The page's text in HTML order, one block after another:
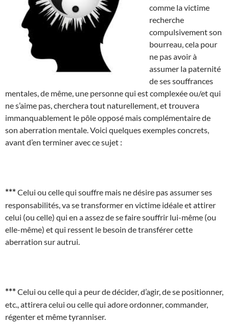
comme la victime
recherche
compulsivement son
bourreau, cela pour
ne pas avoir à
assumer la paternité
de ses souffrances
mentales, de même, une personne qui est complexée ou/et qui
ne s’aime pas, cherchera tout naturellement, et trouvera
immanquablement le pôle opposé mais complémentaire de
son aberration mentale. Voici quelques exemples concrets,
avant d’en terminer avec ce sujet :
***Celui ou celle qui souffre mais ne désire pas assumer ses
responsabilités, va se transformer en victime idéale et attirer
celui (ou celle) qui en a assez de se faire souffrir lui-même (ou
elle-même) et qui ressent le besoin de transférer cette
aberration sur autrui.
***Celui ou celle qui a peur de décider, d’agir, de se positionner,
etc., attirera celui ou celle qui adore ordonner, commander,
régenter et même tyranniser.